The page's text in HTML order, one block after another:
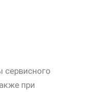
сервисного
при